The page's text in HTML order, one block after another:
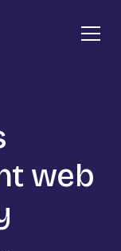
web